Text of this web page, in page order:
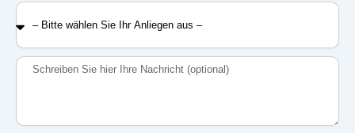
–
Bitte
Sie
Ihr
Nachricht